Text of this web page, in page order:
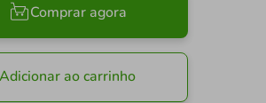
Comprar agora
Adicionar ao carrinho